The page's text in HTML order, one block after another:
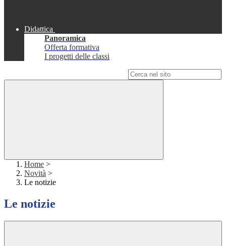
Didattica
Panoramica
Offerta formativa
I progetti delle classi
Home >
Novità >
Le notizie
Le notizie